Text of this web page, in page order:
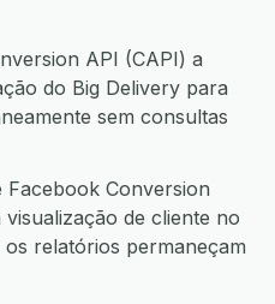
API (CAPI) a
do Big Delivery para
sem consultas
Conversion
de cliente no
relatórios permaneçam